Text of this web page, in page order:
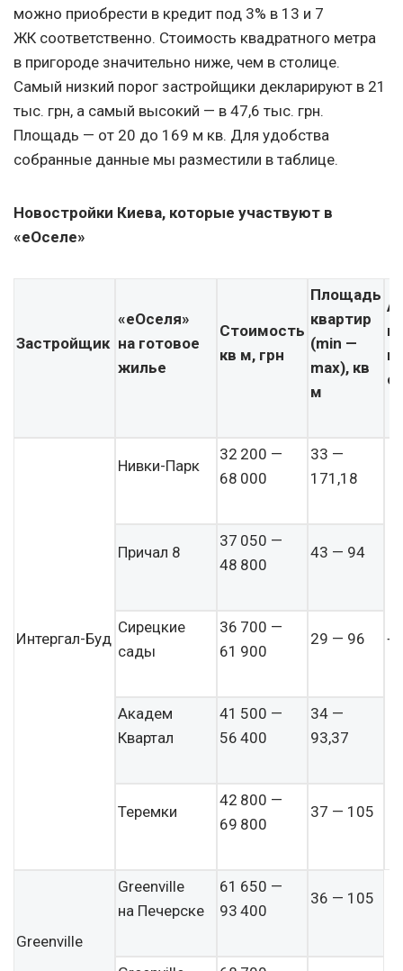
можно приобрести в кредит под 3% в 13 и 7
ЖК соответственно. Стоимость квадратного метра
в пригороде значительно ниже, чем в столице.
Самый низкий порог застройщики декларируют в 21
тыс. грн, а самый высокий — в 47,6 тыс. грн.
Площадь — от 20 до 169 м кв. Для удобства
собранные данные мы разместили в таблице.
Новостройки Киева, которые участвуют в
«еОселе»
Застройщик
«еОселя»
на готовое
жилье
Стоимость
кв м, грн
Площадь
квартир
(min —
max), кв
м
в
Интергал-Буд
Нивки-Парк
32 200 —
68 000
33 —
171,18
+
Причал 8
37 050 —
48 800
43 — 94
Сирецкие
сады
36 700 —
61 900
29 — 96
Академ
Квартал
41 500 —
56 400
34 —
93,37
Теремки
42 800 —
69 800
37 — 105
Greenville
Greenville
на Печерске
61 650 —
93 400
36 — 105